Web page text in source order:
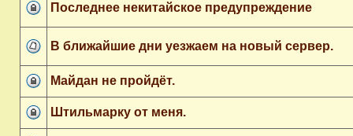
Последнее некитайское предупреждение
В ближайшие дни уезжаем на новый сервер.
Майдан не пройдёт.
Штильмарку от меня.